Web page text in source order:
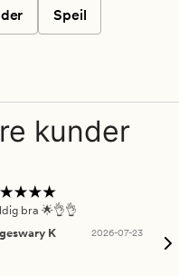
Speil
kunder
bra 🌟👌👌
K
2026-07-23